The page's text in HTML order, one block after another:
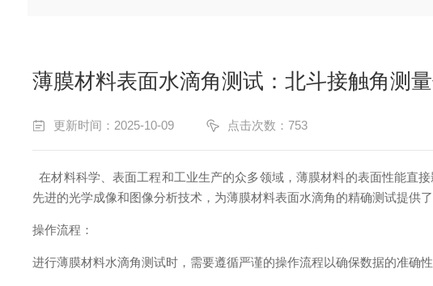
薄膜材料表面水滴角测试：北斗接触角测
更新时间：2025-10-09 点击次数：753
在材料科学、表面工程和工业生产的众多领域，薄膜材料的表面性能直
先进的光学成像和图像分析技术，为薄膜材料表面水滴角的精确测试提供
操作流程：
进行薄膜材料水滴角测试时，需要遵循严谨的操作流程以确保数据的准确性